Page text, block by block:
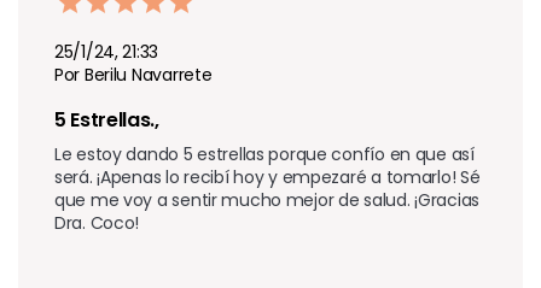
25/1/24, 21:33
Por Berilu Navarrete
5 Estrellas.,
Le estoy dando 5 estrellas porque confío en que así
será. ¡Apenas lo recibí hoy y empezaré a tomarlo! Sé
que me voy a sentir mucho mejor de salud. ¡Gracias
Dra. Coco!